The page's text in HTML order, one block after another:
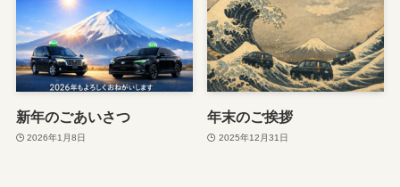
新年のごあいさつ
2026年1月8日
年末のご挨拶
2025年12月31日